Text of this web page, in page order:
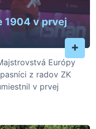
1904 v prvej
+
Európy
z radov ZK
v prvej